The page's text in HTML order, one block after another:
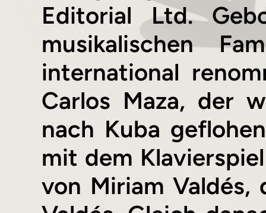
Editorial Ltd.
musikalischen
international
Carlos Maza, der
nach Kuba
mit dem
von Miriam Valdés,